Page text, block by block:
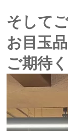
そして
お目玉
ご期待